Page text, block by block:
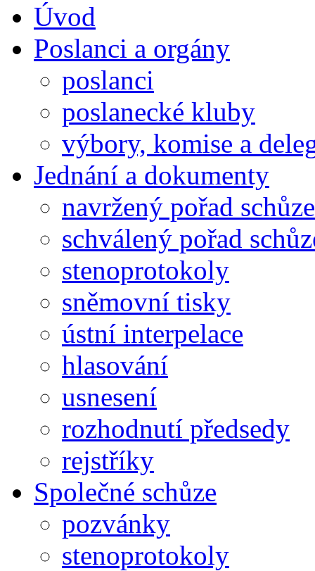
Úvod
Poslanci a orgány
poslanci
poslanecké kluby
výbory, komise a
Jednání a dokumenty
navržený pořad schůze
schválený pořad
stenoprotokoly
sněmovní tisky
ústní interpelace
hlasování
usnesení
rozhodnutí předsedy
rejstříky
Společné schůze
pozvánky
stenoprotokoly